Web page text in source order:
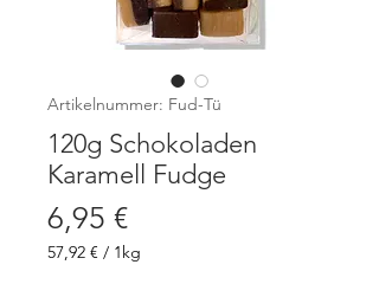
Artikelnummer: Fud-Tü
120g Schokoladen
Karamell Fudge
6,95 €Preis
57,92 € / 1kg